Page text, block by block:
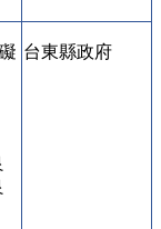
台東縣政府